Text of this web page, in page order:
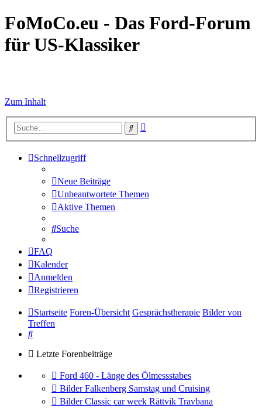
FoMoCo.eu - Das Ford-Forum
für US-Klassiker
Zum Inhalt
Suche
Schnellzugriff
Neue Beiträge
Unbeantwortete Themen
Aktive Themen
Suche
FAQ
Kalender
Anmelden
Registrieren
Startseite Foren-Übersicht Gesprächstherapie Bilder von
Treffen
Suche
Letzte Forenbeiträge
Gehe
zum
letzten
Beitrag
Ford 460 - Länge des Ölmessstabes
Gehe
zum
Bilder Falkenberg Samstag und Cruising
Gehe
Bilder Classic car week Rättvik Travbana